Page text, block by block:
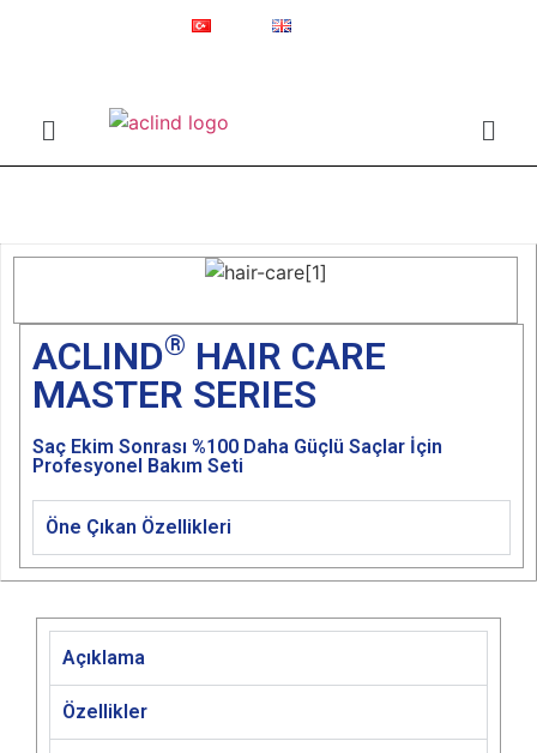
ACLIND® HAIR CARE
MASTER SERIES
Saç Ekim Sonrası %100 Daha Güçlü Saçlar İçin
Profesyonel Bakım Seti
Öne Çıkan Özellikleri
Açıklama
Özellikler